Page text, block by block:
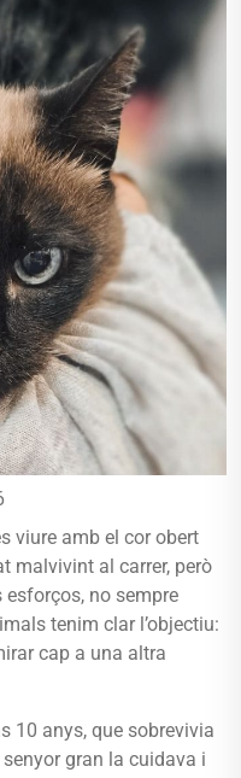
viure amb el cor obert
malvivint al carrer, però
no sempre
tenim clar l’objectiu:
cap a una altra
10 anys, que sobrevivia
gran la cuidava i